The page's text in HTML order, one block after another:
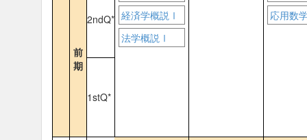
経済学概説Ⅰ
法学概説Ⅰ
応用数
前
期
2ndQ*
1stQ*